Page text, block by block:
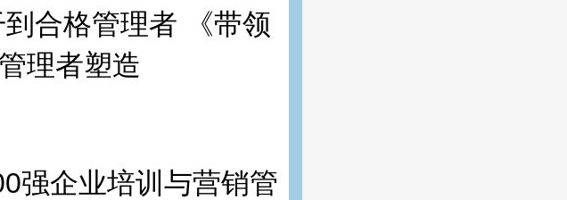
合格管理者 《带领
理者塑造
强企业培训与营销管